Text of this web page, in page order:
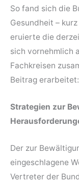
So fand sich die
Gesundheit –
eruierte die
sich vornehmlich
Fachkreisen
Beitrag erarbeitet:
Strategien zur
Der zur
eingeschlagene
Vertreter der